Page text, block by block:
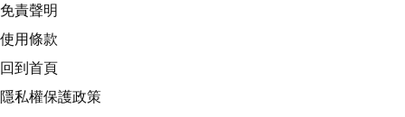
免責聲明
使用條款
回到首頁
隱私權保護政策